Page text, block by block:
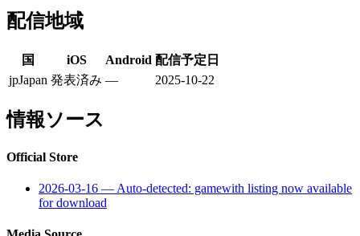
配信地域
国 iOS Android 配信予定日
jpJapan 発表済み — 2025-10-22
情報ソース
Official Store
2026-03-16 — Auto-detected: gamewith listing now available
for download